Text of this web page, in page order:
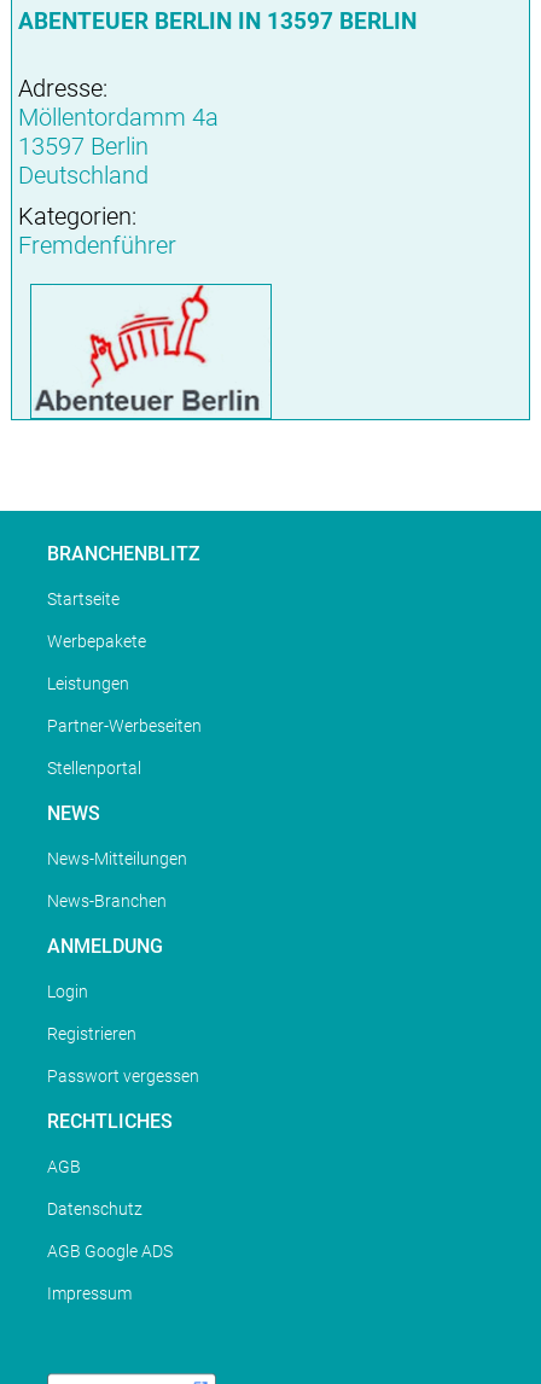
ABENTEUER BERLIN IN 13597 BERLIN
Adresse:
Möllentordamm 4a
13597 Berlin
Deutschland
Kategorien:
Fremdenführer
BRANCHENBLITZ
Startseite
Werbepakete
Leistungen
Partner-Werbeseiten
Stellenportal
NEWS
News-Mitteilungen
News-Branchen
ANMELDUNG
Login
Registrieren
Passwort vergessen
RECHTLICHES
AGB
Datenschutz
AGB Google ADS
Impressum